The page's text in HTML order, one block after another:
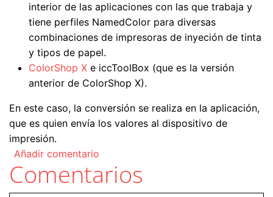
interior de las aplicaciones con las que trabaja y
tiene perfiles NamedColor para diversas
combinaciones de impresoras de inyeción de tinta
y tipos de papel.
ColorShop X e iccToolBox (que es la versión
anterior de ColorShop X).
En este caso, la conversión se realiza en la aplicación,
que es quien envía los valores al dispositivo de
impresión.
Añadir comentario
Comentarios